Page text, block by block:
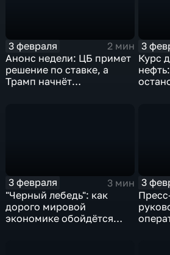
3 февраля
2 мин
Анонс недели: ЦБ примет
решение по ставке, а
Трамп начнёт
3
Курс
3 февраля
3 мин
"Черный лебедь": как
дорого мировой
экономике обойдётся
3